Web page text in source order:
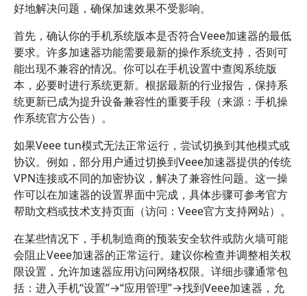
好地解决问题，确保加速效果不受影响。
首先，确认你的手机系统版本是否符合Veee加速器的最低
要求。许多加速器功能需要最新的操作系统支持，否则可
能出现不兼容的情况。你可以在手机设置中查阅系统版
本，必要时进行系统更新。根据最新的行业报告，保持系
统更新已成为提升设备兼容性的重要手段（来源：手机操
作系统官方公告）。
如果Veee tun模式无法正常运行，尝试切换到其他模式或
协议。例如，部分用户通过切换到Veee加速器提供的传统
VPN连接或不同的加密协议，解决了兼容性问题。这一操
作可以在加速器的设置界面中完成，具体步骤可参考官方
帮助文档或技术支持页面（访问：Veee官方支持网站）。
在某些情况下，手机制造商的预装安全软件或防火墙可能
会阻止Veee加速器的正常运行。建议你检查并调整相关权
限设置，允许加速器应用访问网络权限。详细步骤通常包
括：进入手机“设置”→“应用管理”→找到Veee加速器，允